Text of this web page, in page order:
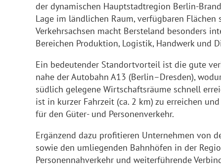
der dynamischen Hauptstadtregion Berlin-
Lage im ländlichen Raum, verfügbaren
Verkehrsachsen macht Bersteland besonders
Bereichen Produktion, Logistik, Handwerk und
Ein bedeutender Standortvorteil ist die gute
nahe der Autobahn A13 (Berlin–Dresden),
südlich gelegene Wirtschaftsräume schnell
ist in kurzer Fahrzeit (ca. 2 km) zu erreichen
für den Güter- und Personenverkehr.
Ergänzend dazu profitieren Unternehmen von
sowie den umliegenden Bahnhöfen in der
Personennahverkehr und weiterführende